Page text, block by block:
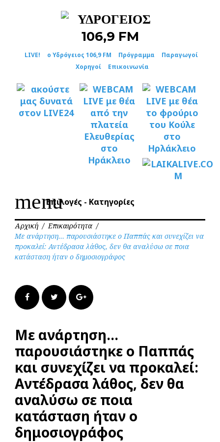
LIVE! ο Υδρόγειος 106,9 FM Πρόγραμμα
Παραγωγοί
Χορηγοί
Επικοινωνία
menuΕπιλογές - Κατηγορίες
Αρχική / Επικαιρότητα /
Με ανάρτηση… παρουσιάστηκε ο Παππάς και συνεχίζει να
προκαλεί: Αντέδρασα λάθος, δεν θα αναλύσω σε ποια
κατάσταση ήταν ο δημοσιογράφος
FacebookTwitter Google+
Με ανάρτηση…
παρουσιάστηκε ο Παππάς
και συνεχίζει να προκαλεί:
Αντέδρασα λάθος, δεν θα
αναλύσω σε ποια
κατάσταση ήταν ο
δημοσιογράφος